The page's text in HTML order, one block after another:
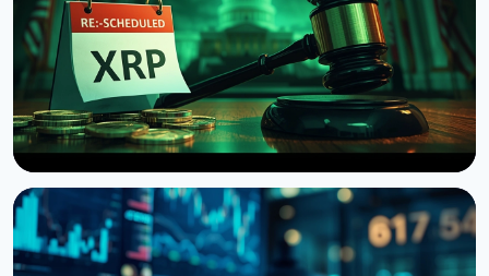
НОВОСТЬ
Сенат США отложил голосование по Clarity Act
до сентября